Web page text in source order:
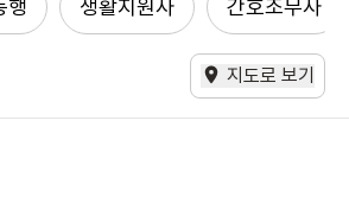
행 생활지원사 간호조무사
지도로 보기